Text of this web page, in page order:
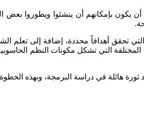
يكون بإمكانهم أن ينشئوا ويطوروا بعض
التي تحقق أهدافاً محددة، إضافة إلى
التي تشكل مكونات النظم
هائلة في دراسة البرمجة، وبهذه الخطوة